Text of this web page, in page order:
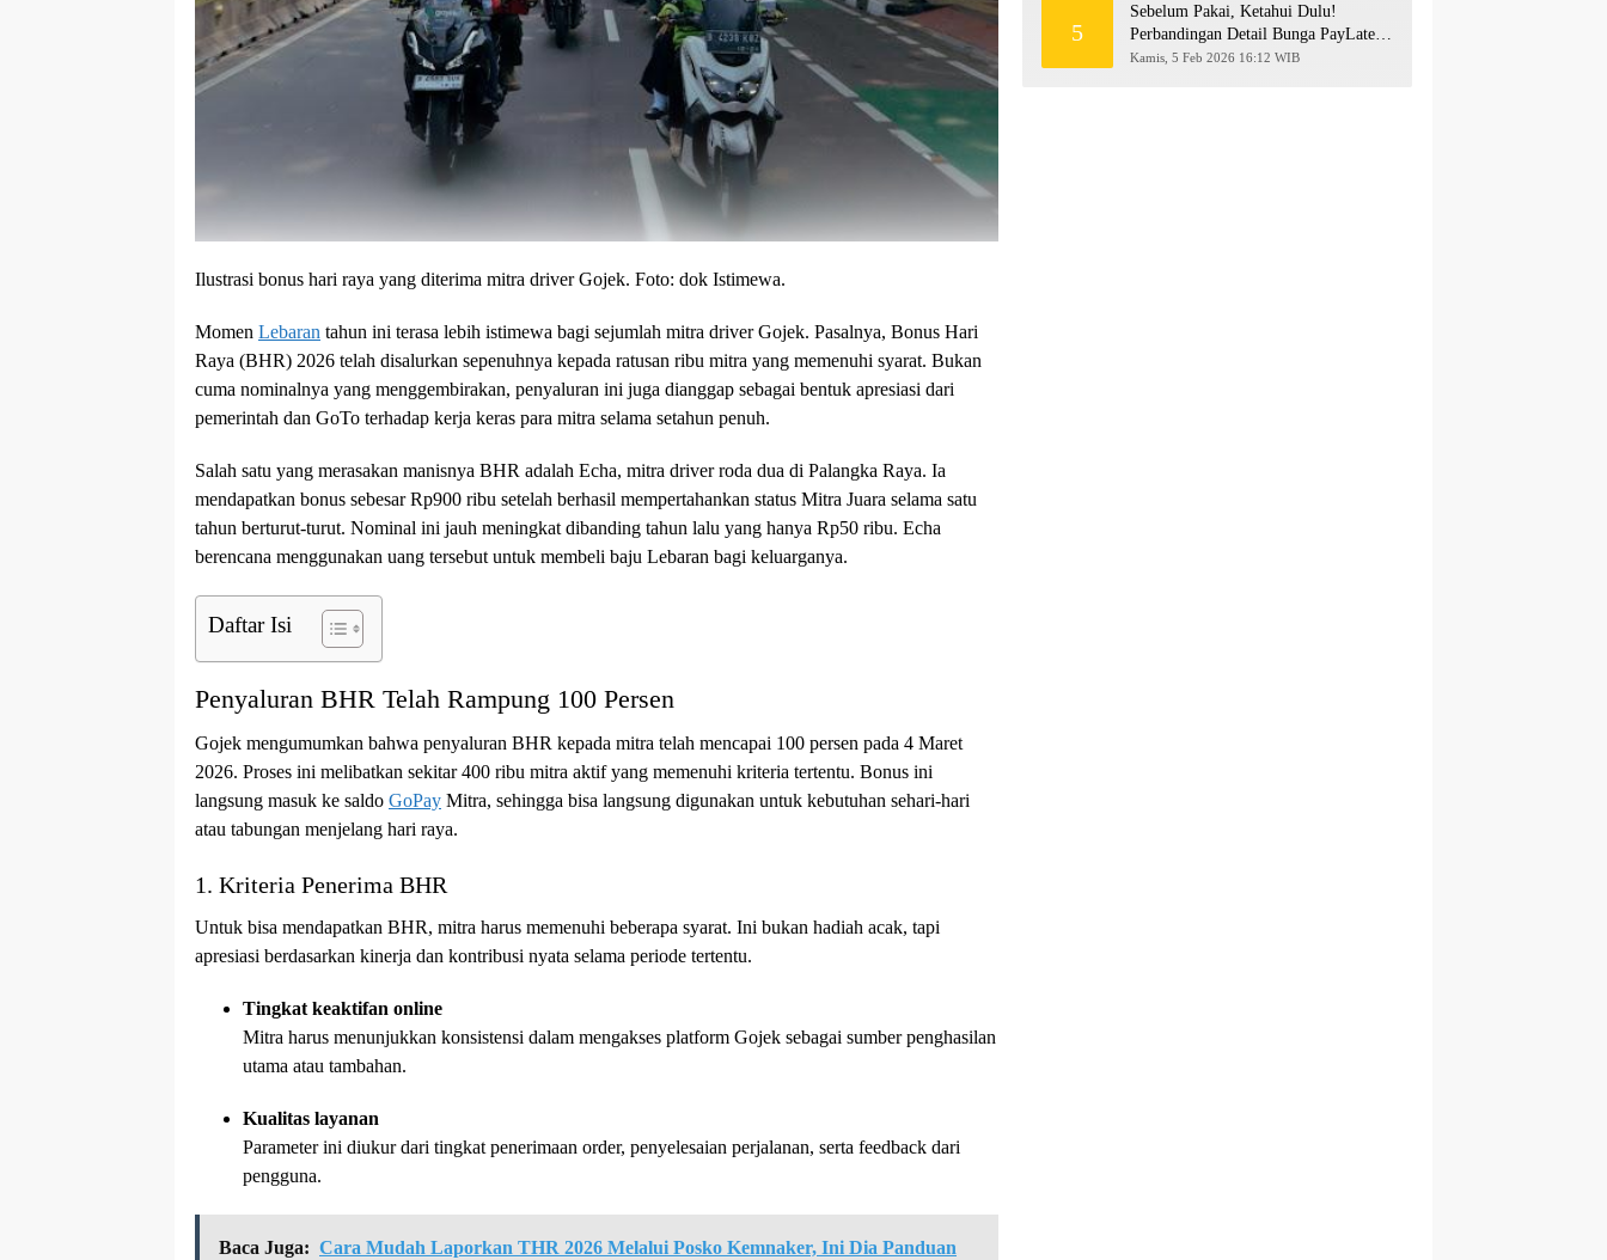
Ilustrasi bonus hari raya yang diterima mitra driver Gojek. Foto: dok Istimewa.
Momen Lebaran tahun ini terasa lebih istimewa bagi sejumlah mitra driver Gojek. Pasalnya, Bonus Hari
Raya (BHR) 2026 telah disalurkan sepenuhnya kepada ratusan ribu mitra yang memenuhi syarat. Bukan
cuma nominalnya yang menggembirakan, penyaluran ini juga dianggap sebagai bentuk apresiasi dari
pemerintah dan GoTo terhadap kerja keras para mitra selama setahun penuh.
Salah satu yang merasakan manisnya BHR adalah Echa, mitra driver roda dua di Palangka Raya. Ia
mendapatkan bonus sebesar Rp900 ribu setelah berhasil mempertahankan status Mitra Juara selama satu
tahun berturut-turut. Nominal ini jauh meningkat dibanding tahun lalu yang hanya Rp50 ribu. Echa
berencana menggunakan uang tersebut untuk membeli baju Lebaran bagi keluarganya.
Daftar Isi
Penyaluran BHR Telah Rampung 100 Persen
Gojek mengumumkan bahwa penyaluran BHR kepada mitra telah mencapai 100 persen pada 4 Maret
2026. Proses ini melibatkan sekitar 400 ribu mitra aktif yang memenuhi kriteria tertentu. Bonus ini
langsung masuk ke saldo GoPay Mitra, sehingga bisa langsung digunakan untuk kebutuhan sehari-hari
atau tabungan menjelang hari raya.
1. Kriteria Penerima BHR
Untuk bisa mendapatkan BHR, mitra harus memenuhi beberapa syarat. Ini bukan hadiah acak, tapi
apresiasi berdasarkan kinerja dan kontribusi nyata selama periode tertentu.
Tingkat keaktifan online
Mitra harus menunjukkan konsistensi dalam mengakses platform Gojek sebagai sumber penghasilan
utama atau tambahan.
Kualitas layanan
Parameter ini diukur dari tingkat penerimaan order, penyelesaian perjalanan, serta feedback dari
pengguna.
Baca Juga: Cara Mudah Laporkan THR 2026 Melalui Posko Kemnaker, Ini Dia Panduan
5
Sebelum Pakai, Ketahui Dulu!
Perbandingan Detail Bunga PayLater
Kredivo, SPayLater, dan SPinjam
Kamis, 5 Feb 2026 16:12 WIB